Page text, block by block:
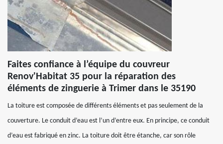
Faites confiance à l’équipe du couvreur
Renov'Habitat 35 pour la réparation des
éléments de zinguerie à Trimer dans le 35190
La toiture est composée de différents éléments et pas seulement de la
couverture. Le conduit d’eau est l’un d’entre eux. En principe, ce conduit
d’eau est fabriqué en zinc. La toiture doit être étanche, car son rôle